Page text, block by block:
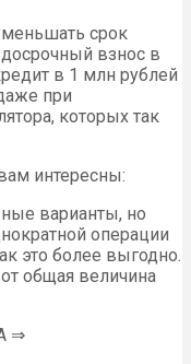
срок
взнос в
в 1 млн рублей
при
которых так
интересны:
варианты, но
операции
это более выгодно.
общая величина
⇒